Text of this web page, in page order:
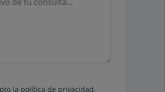
la política de privacidad.